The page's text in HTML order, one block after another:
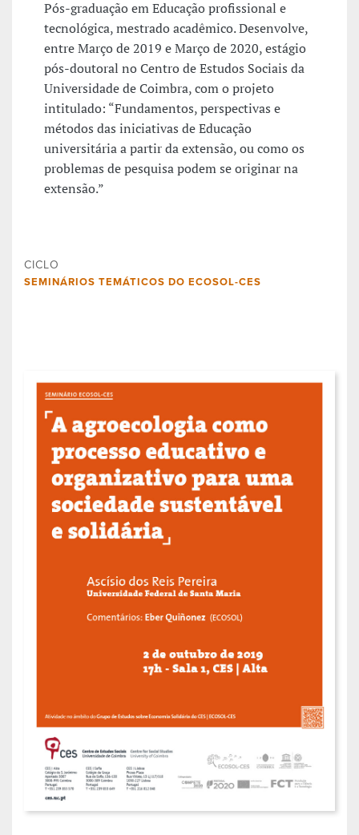
Pós-graduação em Educação profissional e
tecnológica, mestrado acadêmico. Desenvolve,
entre Março de 2019 e Março de 2020, estágio
pós-doutoral no Centro de Estudos Sociais da
Universidade de Coimbra, com o projeto
intitulado: “Fundamentos, perspectivas e
métodos das iniciativas de Educação
universitária a partir da extensão, ou como os
problemas de pesquisa podem se originar na
extensão.”
CICLO
SEMINÁRIOS TEMÁTICOS DO ECOSOL-CES